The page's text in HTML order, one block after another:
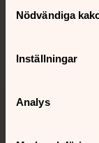
Nödvändiga
Inställningar
Analys
Sociala